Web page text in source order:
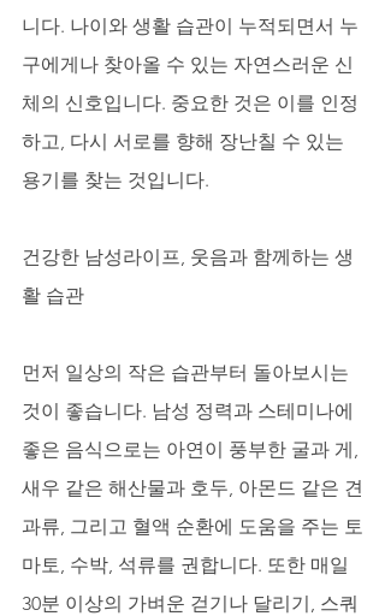
니다. 나이와 생활 습관이 누적되면서 누
구에게나 찾아올 수 있는 자연스러운 신
체의 신호입니다. 중요한 것은 이를 인정
하고, 다시 서로를 향해 장난칠 수 있는
용기를 찾는 것입니다.
건강한 남성라이프, 웃음과 함께하는 생
활 습관
먼저 일상의 작은 습관부터 돌아보시는
것이 좋습니다. 남성 정력과 스테미나에
좋은 음식으로는 아연이 풍부한 굴과 게,
새우 같은 해산물과 호두, 아몬드 같은 견
과류, 그리고 혈액 순환에 도움을 주는 토
마토, 수박, 석류를 권합니다. 또한 매일
30분 이상의 가벼운 걷기나 달리기, 스쿼